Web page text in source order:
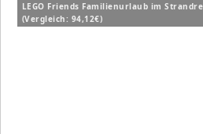
LEGO Friends Familienurlaub im
(Vergleich: 94,12€)